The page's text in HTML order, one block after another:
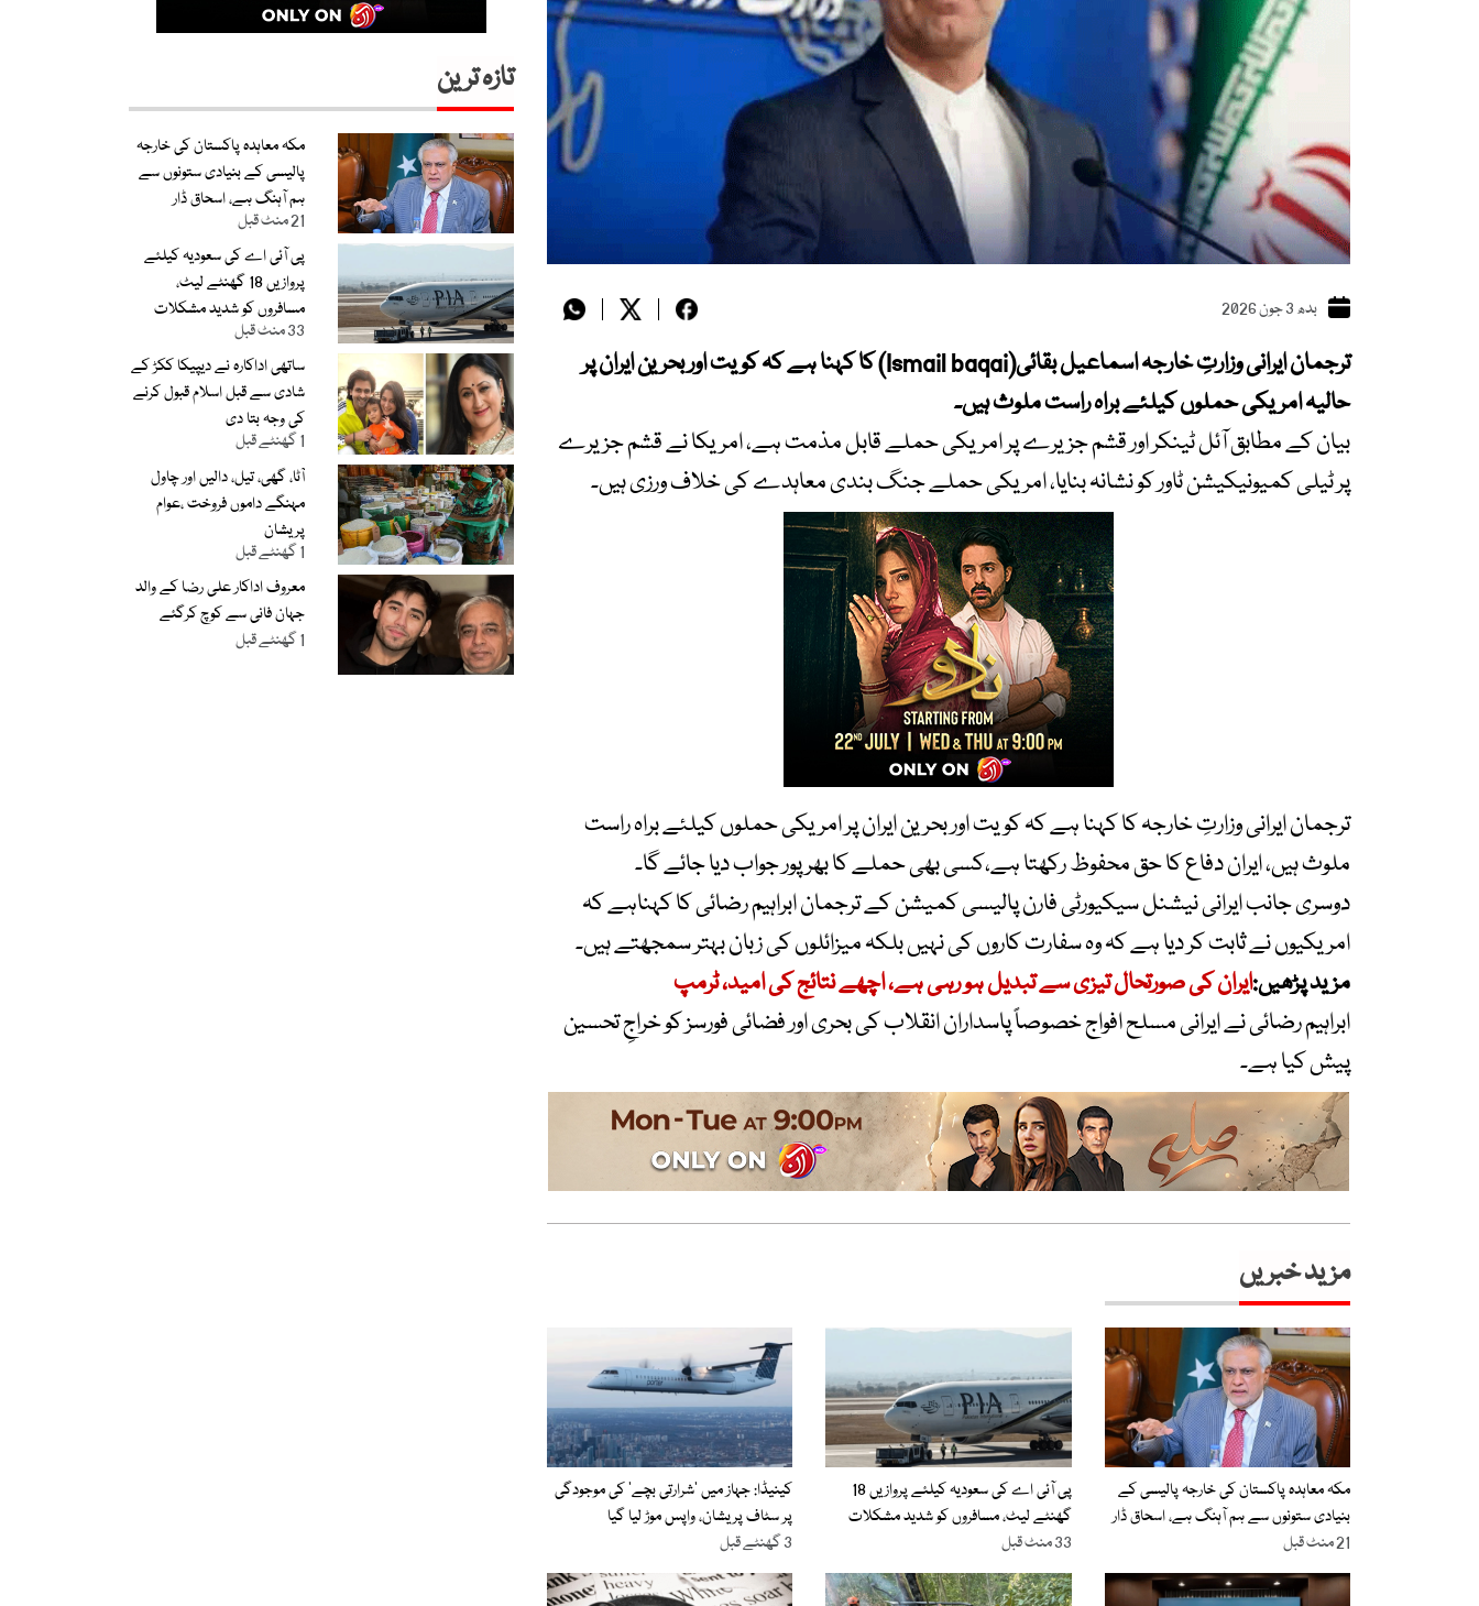
بدھ 3 جون 2026
ترجمان ایرانی وزارتِ خارجہ اسماعیل بقائی(Ismail baqai) کا کہنا ہے کہ کویت اور بحرین ایران پر
حالیہ امریکی حملوں کیلئے براہ راست ملوث ہیں۔
بیان کے مطابق آئل ٹینکر اور قشم جزیرے پر امریکی حملے قابل مذمت ہے، امریکا نے قشم جزیرے
پر ٹیلی کمیونیکیشن ٹاور کو نشانہ بنایا، امریکی حملے جنگ بندی معاہدے کی خلاف ورزی ہیں۔
ترجمان ایرانی وزارتِ خارجہ کا کہنا ہے کہ کویت اور بحرین ایران پر امریکی حملوں کیلئے براہ راست
ملوث ہیں، ایران دفاع کا حق محفوظ رکھتا ہے،کسی بھی حملے کا بھرپور جواب دیا جائے گا۔
دوسری جانب ایرانی نیشنل سیکیورٹی فارن پالیسی کمیشن کے ترجمان ابراہیم رضائی کا کہناہے کہ
امریکیوں نے ثابت کر دیا ہے کہ وہ سفارت کاروں کی نہیں بلکہ میزائلوں کی زبان بہتر سمجھتے ہیں۔
مزید پڑھیں:ایران کی صورتحال تیزی سے تبدیل ہو رہی ہے، اچھے نتائج کی امید، ٹرمپ
ابراہیم رضائی نے ایرانی مسلح افواج خصوصاً پاسداران انقلاب کی بحری اور فضائی فورسز کو خراجِ تحسین
پیش کیا ہے۔
مزید خبریں
مکہ معاہدہ پاکستان کی خارجہ پالیسی کے
بنیادی ستونوں سے ہم آہنگ ہے، اسحاق ڈار
21 منٹ قبل
پی آئی اے کی سعودیہ کیلئے پروازیں 18
گھنٹے لیٹ، مسافروں کو شدید مشکلات
33 منٹ قبل
کینیڈا: جہاز میں ’شرارتی بچے‘ کی موجودگی
پر سٹاف پریشان، واپس موڑ لیا گیا
3 گھنٹے قبل
تازہ ترین
مکہ معاہدہ پاکستان کی خارجہ
پالیسی کے بنیادی ستونوں سے
ہم آہنگ ہے، اسحاق ڈار
21 منٹ قبل
پی آئی اے کی سعودیہ کیلئے
پروازیں 18 گھنٹے لیٹ،
مسافروں کو شدید مشکلات
33 منٹ قبل
ساتھی اداکارہ نے دیپیکا ککڑ کے
شادی سے قبل اسلام قبول کرنے
کی وجہ بتا دی
1 گھنٹے قبل
آٹا، گھی، تیل، دالیں اور چاول
مہنگے داموں فروخت ،عوام
پریشان
1 گھنٹے قبل
معروف اداکار علی رضا کے والد
جہان فانی سے کوچ کرگئے
1 گھنٹے قبل